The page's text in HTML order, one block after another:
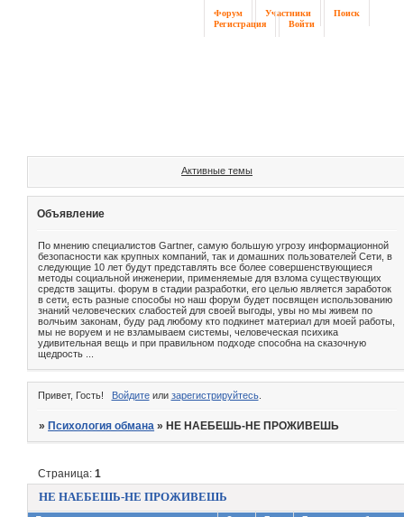
Форум Участники
Поиск
Регистрация
Войти
Активные темы
Объявление
По мнению специалистов Gartner, самую большую угрозу информационной
безопасности как крупных компаний, так и домашних пользователей Сети, в
следующие 10 лет будут представлять все более совершенствующиеся
методы социальной инженерии, применяемые для взлома существующих
средств защиты. форум в стадии разработки, его целью является заработок
в сети, есть разные способы но наш форум будет посвящен использованию
знаний человеческих слабостей для своей выгоды, увы но мы живем по
волчьим законам, буду рад любому кто подкинет материал для моей работы,
мы не воруем и не взламываем системы, человеческая психика
удивительная вещь и при правильном подходе способна на сказочную
щедрость ...
Привет, Гость! Войдитеили зарегистрируйтесь.
» Психология обмана » НЕ НАЕБЕШЬ-НЕ ПРОЖИВЕШЬ
НЕ НАЕБЕШЬ-НЕ ПРОЖИВЕШЬ
Страница:1